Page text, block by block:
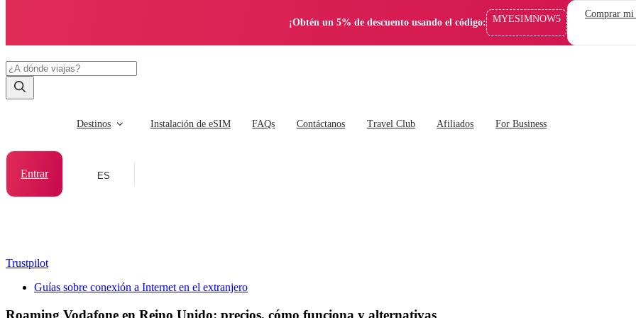
¡Obtén un 5% de descuento usando el código: MYESIMNOW5 Comprar
Destinos Instalación de eSIM FAQs Contáctanos Travel Club Afiliados For Business
Entrar ES
Trustpilot
Guías sobre conexión a Internet en el extranjero
Roaming Vodafone en Reino Unido: precios, cómo funciona y alternativas